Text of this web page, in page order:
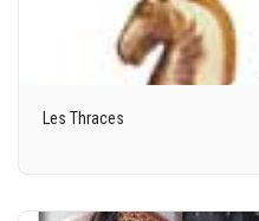
Les Thraces